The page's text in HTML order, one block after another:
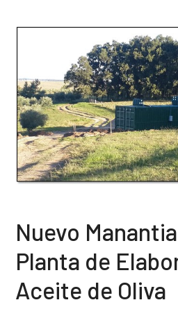
Nuevo
Planta de
Aceite de Oliva